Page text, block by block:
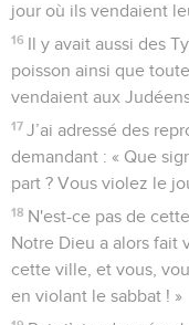
jour où ils vendaient
16 Il y avait aussi des
poisson ainsi que
vendaient aux
17 J’ai adressé des
demandant : « Que
part ? Vous violez le
18 N'est-ce pas de
Notre Dieu a alors fait
cette ville, et vous,
en violant le sabbat ! »